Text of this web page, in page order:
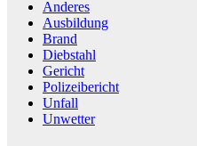
Anderes
Ausbildung
Brand
Diebstahl
Gericht
Polizeibericht
Unfall
Unwetter